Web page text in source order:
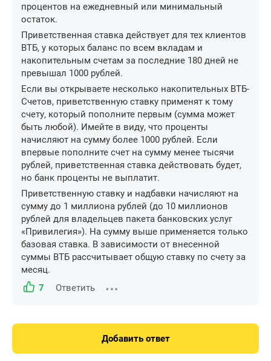
процентов на ежедневный или минимальный
остаток.
Приветственная ставка действует для тех клиентов
ВТБ, у которых баланс по всем вкладам и
накопительным счетам за последние 180 дней не
превышал 1000 рублей.
Если вы открываете несколько накопительных ВТБ-
Счетов, приветственную ставку применят к тому
счету, который пополните первым (сумма может
быть любой). Имейте в виду, что проценты
начисляют на сумму более 1000 рублей. Если
впервые пополните счет на сумму менее тысячи
рублей, приветственная ставка действовать будет,
но банк проценты не выплатит.
Приветственную ставку и надбавки начисляют на
сумму до 1 миллиона рублей (до 10 миллионов
рублей для владельцев пакета банковских услуг
«Привилегия»). На сумму выше применяется только
базовая ставка. В зависимости от внесенной
суммы ВТБ рассчитывает общую ставку по счету за
месяц.
7
Ответить
Добавить ответ